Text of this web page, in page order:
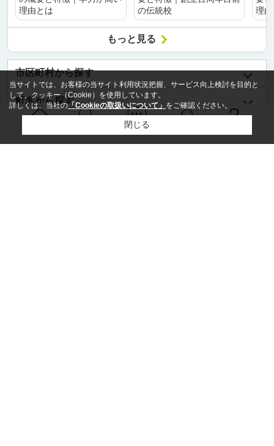
理由とは
の伝統校
理
もっと見る
問い合せ
市区町村から探す
町名から探す
当サイトでは、お客様の当サイト利用状況把握、サービス向上検討を目的と
して、クッキー（Cookie）を使用しています。
詳しくは、当社の「Cookieの取扱いについて」 をご確認ください。
閉じる